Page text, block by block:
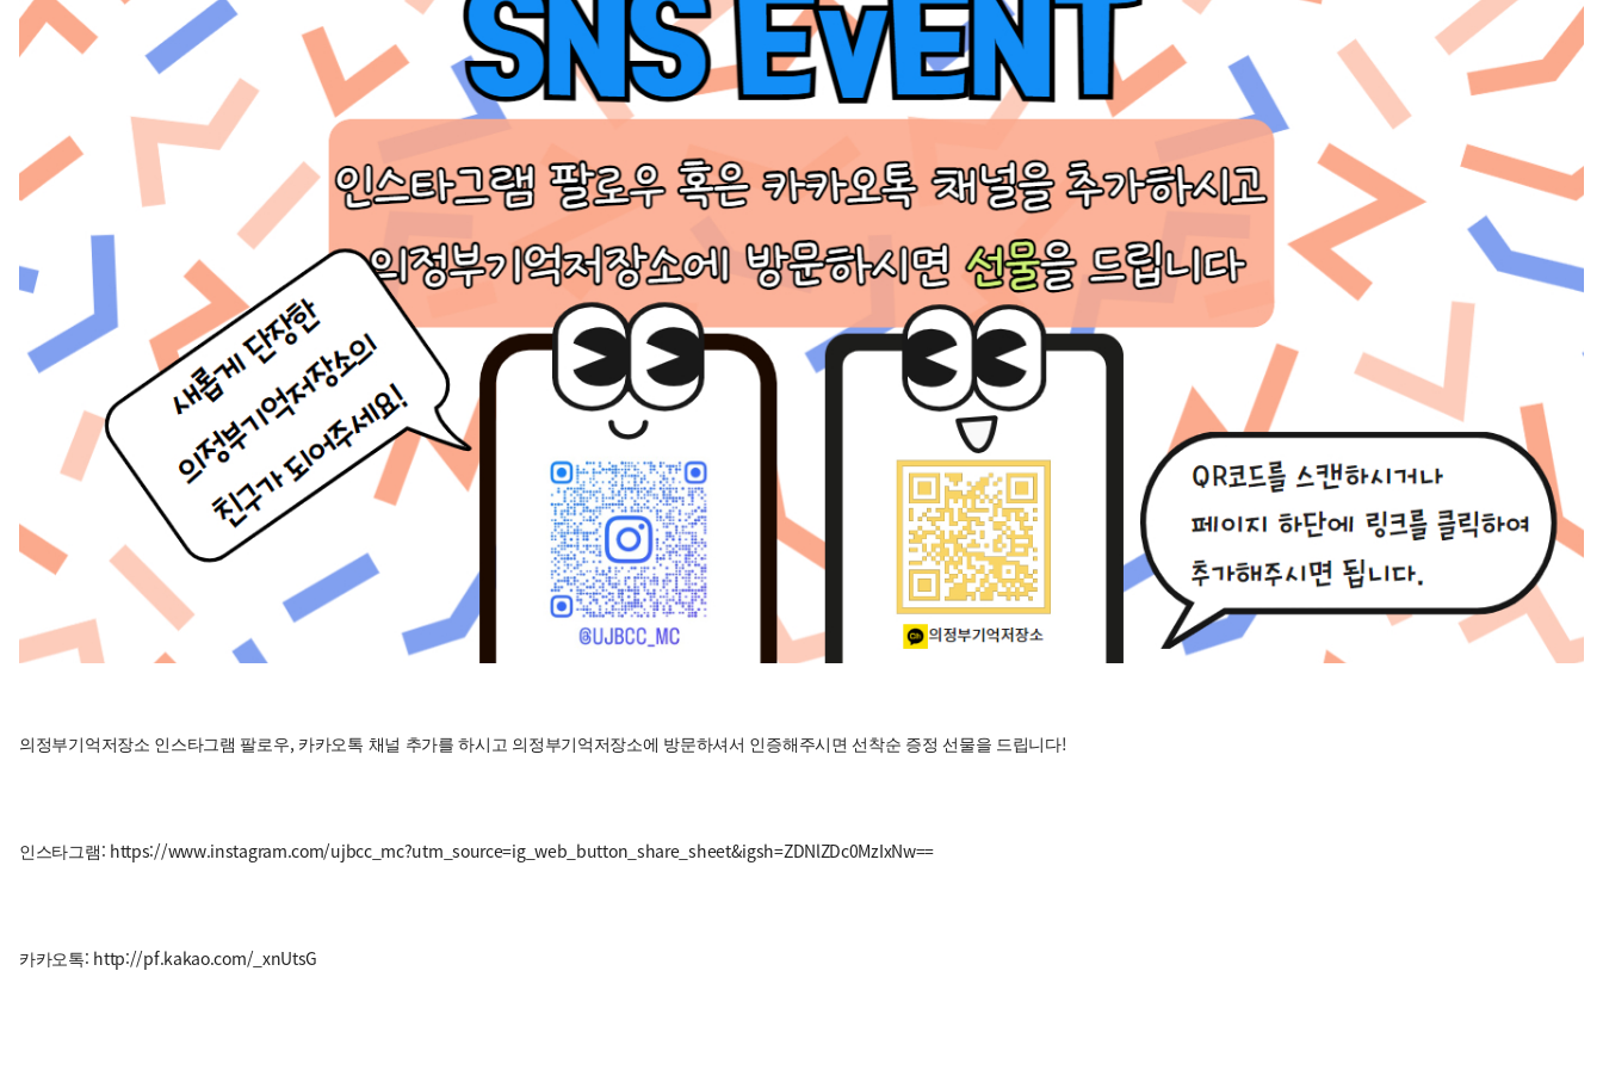
의정부기억저장소 인스타그램 팔로우, 카카오톡 채널 추가를 하시고 의정부기억저장소에 방문하셔서 인증해주시면 선착순 증정 선물을 드립니다!
인스타그램: https://www.instagram.com/ujbcc_mc?utm_source=ig_web_button_share_sheet&igsh=ZDNlZDc0MzIxNw==
카카오톡: http://pf.kakao.com/_xnUtsG